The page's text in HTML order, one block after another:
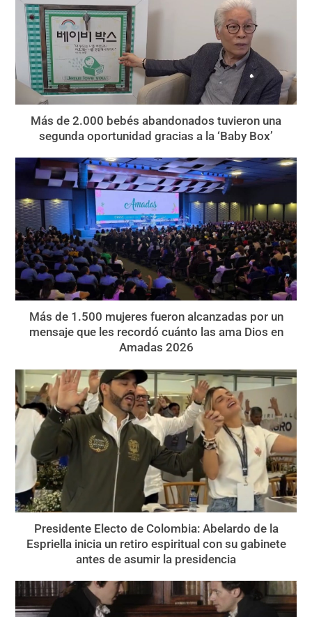
Más de 2.000 bebés abandonados tuvieron una
segunda oportunidad gracias a la ‘Baby Box’
Más de 1.500 mujeres fueron alcanzadas por un
mensaje que les recordó cuánto las ama Dios en
Amadas 2026
Presidente Electo de Colombia: Abelardo de la
Espriella inicia un retiro espiritual con su gabinete
antes de asumir la presidencia